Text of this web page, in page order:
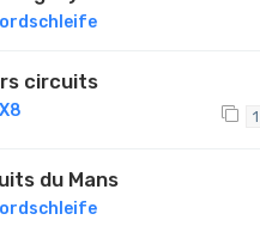
circuits
1
du Mans